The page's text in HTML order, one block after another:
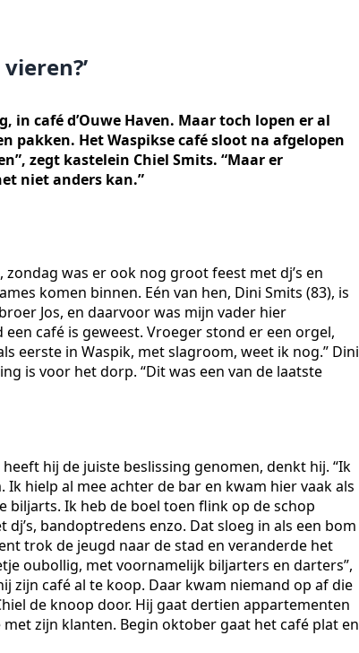
café d’Ouwe Haven. Maar toch lopen er al
pakken. Het Waspikse café sloot na afgelopen
zegt kastelein Chiel Smits. “Maar er
niet anders kan.”
zondag was er ook nog groot feest met dj’s en
komen binnen. Eén van hen, Dini Smits (83), is
Jos, en daarvoor was mijn vader hier
café is geweest. Vroeger stond er een orgel,
eerste in Waspik, met slagroom, weet ik nog.” Dini
is voor het dorp. “Dit was een van de laatste
hij de juiste beslissing genomen, denkt hij. “Ik
hielp al mee achter de bar en kwam hier vaak als
biljarts. Ik heb de boel toen flink op de schop
bandoptredens enzo. Dat sloeg in als een bom
trok de jeugd naar de stad en veranderde het
oubollig, met voornamelijk biljarters en darters”,
zijn café al te koop. Daar kwam niemand op af die
de knoop door. Hij gaat dertien appartementen
zijn klanten. Begin oktober gaat het café plat en